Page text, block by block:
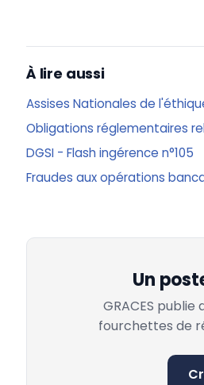
À lire aussi
Assises Nationales de
Obligations réglementaires
DGSI - Flash ingérence n°105
Fraudes aux opérations
Un
GRACES
fourchettes de